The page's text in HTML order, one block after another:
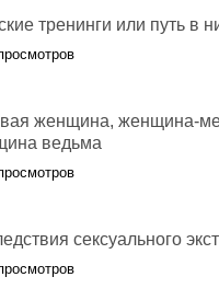
тренинги или путь в
женщина, женщина-
ведьма
сексуального